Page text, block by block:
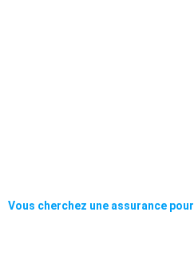
Vous cherchez une assurance